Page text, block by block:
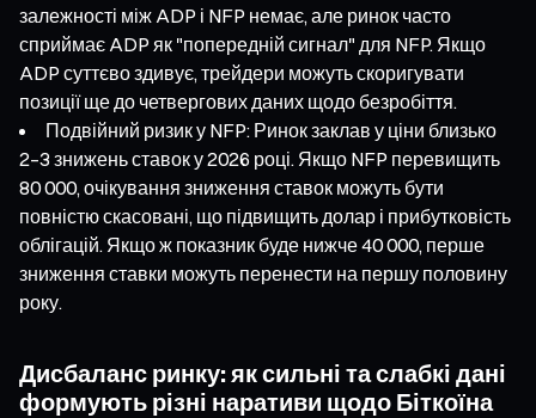
залежності між ADP і NFP немає, але ринок часто
сприймає ADP як "попередній сигнал" для NFP. Якщо
ADP суттєво здивує, трейдери можуть скоригувати
позиції ще до четвергових даних щодо безробіття.
Подвійний ризик у NFP: Ринок заклав у ціни близько
2–3 знижень ставок у 2026 році. Якщо NFP перевищить
80 000, очікування зниження ставок можуть бути
повністю скасовані, що підвищить долар і прибутковість
облігацій. Якщо ж показник буде нижче 40 000, перше
зниження ставки можуть перенести на першу половину
року.
Дисбаланс ринку: як сильні та слабкі дані
формують різні наративи щодо Біткоїна